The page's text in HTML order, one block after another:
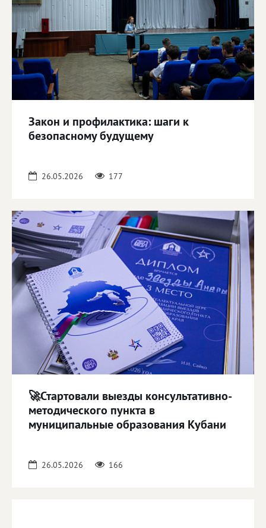
Закон и профилактика: шаги к
безопасному будущему
26.05.2026 177
🚀Стартовали выезды консультативно-
методического пункта в
муниципальные образования Кубани
26.05.2026 166